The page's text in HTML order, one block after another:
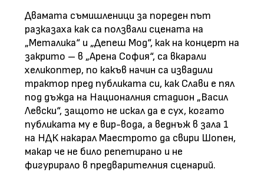
Двамата съмишленици за пореден път
разказаха как са ползвали сцената на
„Металика“ и „Депеш Мод“, как на концерт на
закрито – в „Арена София“, са вкарали
хеликоптер, по какъв начин са извадили
трактор пред публиката си, как Слави е пял
под дъжда на Националния стадион „Васил
Левски“, защото не искал да е сух, когато
публиката му е вир-вода, а веднъж в зала 1
на НДК накарал Маестрото да свири Шопен,
макар че не било репетирано и не
фигурирало в предварителния сценарий.